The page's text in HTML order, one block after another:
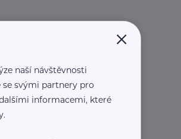
×
naší návštěvnosti
svými partnery pro
informacemi, které